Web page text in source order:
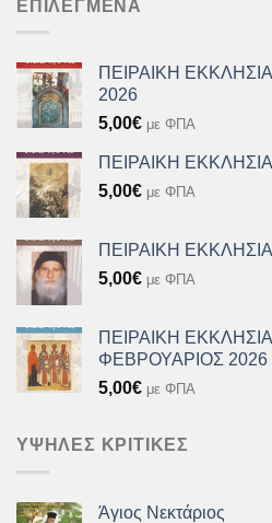
ΕΠΙΛΕΓΜΈΝΑ
ΠΕΙΡΑΙΚΗ
2026
5,00€ με ΦΠΑ
ΠΕΙΡΑΙΚΗ
5,00€ με ΦΠΑ
ΠΕΙΡΑΙΚΗ
5,00€ με ΦΠΑ
ΠΕΙΡΑΙΚΗ
ΦΕΒΡΟΥΑΡΙΟΣ 2026
5,00€ με ΦΠΑ
ΥΨΗΛΈΣ ΚΡΙΤΙΚΈΣ
Άγιος Νεκτάριος